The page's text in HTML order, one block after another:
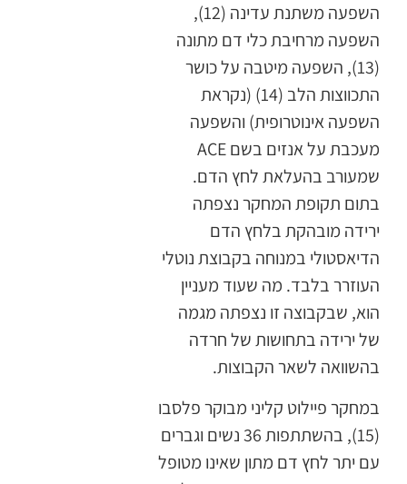
השפעה משתנת עדינה (12),
השפעה מרחיבת כלי דם מתונה
(13), השפעה מיטבה על כושר
התכווצות הלב (14) (נקראת
השפעה אינוטרופית) והשפעה
מעכבת על אנזים בשם ACE
שמעורב בהעלאת לחץ הדם.
בתום תקופת המחקר נצפתה
ירידה מובהקת בלחץ הדם
הדיאסטולי במנוחה בקבוצת נוטלי
העוזרר בלבד. מה שעוד מעניין
הוא, שבקבוצה זו נצפתה מגמה
של ירידה בתחושות של חרדה
בהשוואה לשאר הקבוצות.
במחקר פיילוט קליני מבוקר פלסבו
(15), בהשתתפות 36 נשים וגברים
עם יתר לחץ דם מתון שאינו מטופל